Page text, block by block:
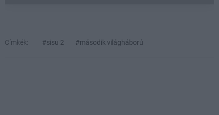
Címkék: #sisu 2 #második világháború